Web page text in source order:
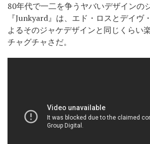
80年代で一二を争うヤバいデザインの
『Junkyard』は、エド・ロスとデイヴ
よるそのジャケデザインと同じくらい
チャグチャさだ。